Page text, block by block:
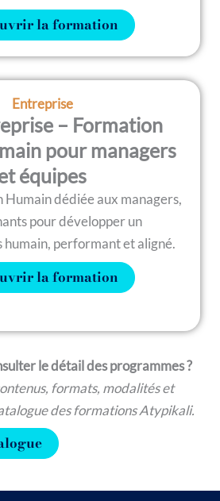
la formation
Entreprise
– Formation
pour managers
équipes
Humain dédiée aux managers,
pour développer un
humain, performant et aligné.
la formation
le détail des programmes ?
formats, modalités et
des formations Atypikali.